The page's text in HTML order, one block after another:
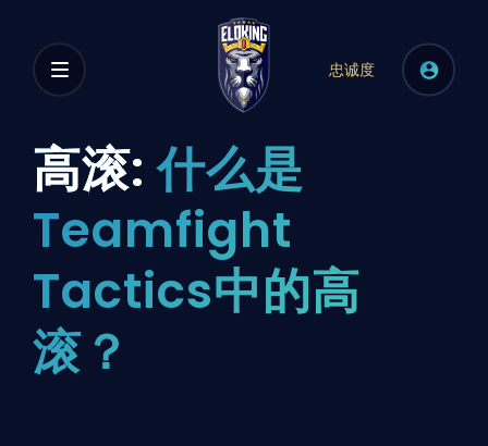
忠诚度
高滚: 什么是
Teamfight
Tactics中的高
滚？